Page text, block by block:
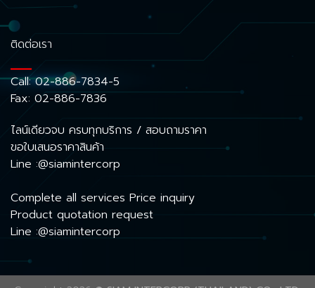
ติดต่อเรา
Call:02-886-7834-5
Fax: 02-886-7836
ไลน์เดียวจบ ครบทุกบริการ / สอบถามราคา
ขอใบเสนอราคาสินค้า
Line :@siamintercorp
Complete all services Price inquiry
Product quotation request
Line :@siamintercorp